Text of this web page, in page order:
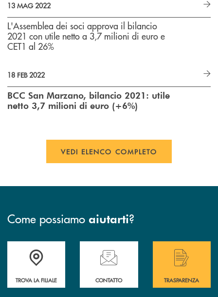
13 MAG 2022
L'Assemblea dei soci approva il bilancio
2021 con utile netto a 3,7 milioni di euro e
CET1 al 26%
18 FEB 2022
BCC San Marzano, bilancio 2021: utile
netto 3,7 milioni di euro (+6%)
VEDI ELENCO COMPLETO
Come possiamo aiutarti?
Accedi all' elenco completo delle filiali di Bcc San Marzano.
TROVA LA FILIALE
Hai bisogno di assistenza immediata?
CONTATTO
Hai bisogno di
TRASPARENZA